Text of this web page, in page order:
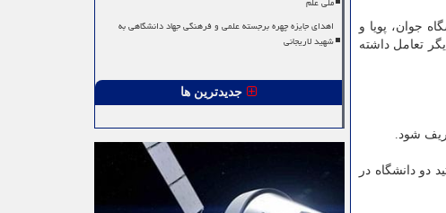
جوان، پویا و
تعامل داشته
شود.
دو دانشگاه در
اهدای جایزه چهره برجسته علمی و فرهنگی جهاد دانشگاهی به
شهید لاریجانی
جدیدترین ها